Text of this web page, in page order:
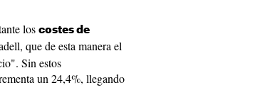
los costes de
que de esta manera el
Sin estos
un 24,4%, llegando